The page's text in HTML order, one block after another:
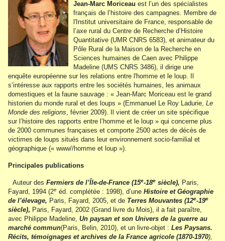
Jean-Marc Moriceau est l’un des spécialistes
français de l’histoire des campagnes. Membre de
l'Institut universitaire de France, responsable de
l’axe rural du Centre de Recherche d’Histoire
Quantitative (UMR CNRS 6583), et animateur du
Pôle Rural de la Maison de la Recherche en
Sciences humaines de Caen avec Philippe
Madeline (UMS CNRS 3486), il dirige une
enquête européenne sur les relations entre l'homme et le loup. Il
s’intéresse aux rapports entre les sociétés humaines, les animaux
domestiques et la faune sauvage : « Jean-Marc Moriceau est le grand
historien du monde rural et des loups » (Emmanuel Le Roy Ladurie, Le
Monde des religions , février 2009). Il vient de créer un site spécifique
sur l’histoire des rapports entre l’homme et le loup » qui concerne plus
de 2000 communes françaises et comporte 2500 actes de décès de
victimes de loups situés dans leur environnement socio-familial et
géographique (« www//homme et loup »).
Principales publications
Auteur desFermiers de l’Île-de-France (15e-18e siècle), Paris,
Fayard, 1994 (2e éd. complétée : 1998), d’une Histoire et Géographie
de l’élevage, Paris, Fayard, 2005, et de Terres Mouvantes (12e-19e
siècle), Paris, Fayard, 2002 (Grand livre du Mois), il a fait paraître,
avec Philippe Madeline, Un paysan et son Univers de la guerre au
marché commun(Paris, Belin, 2010), et un livre-objet : Les Paysans.
Récits, témoignages et archives de la France agricole (1870-1970),